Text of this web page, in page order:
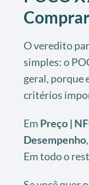
Comprar
O veredito
simples: o
geral, porque
critérios
Em Preço |
Desempenho
Em todo o